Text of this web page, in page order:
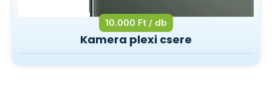
10.000 Ft / db
Kamera plexi csere